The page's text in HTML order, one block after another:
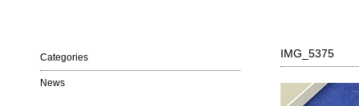
IMG_5375
Categories
News